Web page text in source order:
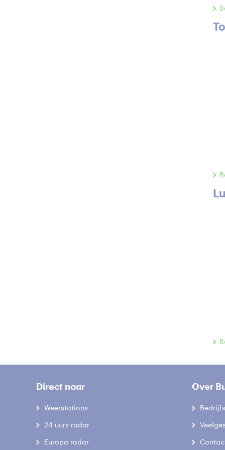
Direct naar
Weerstations
24 uurs radar
Europa radar
Over